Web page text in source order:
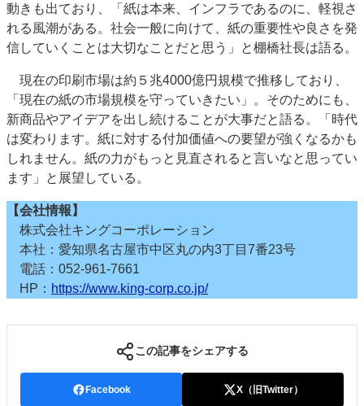
動きも出ており、「紙は本来、インフラであるのに、軽視さ
れる風潮がある。社会一般に向けて、紙の重要性や良さを発
信していくことは大切なことだと思う」と棚橋社長は語る。
現在の印刷市場は約５兆4000億円規模で推移しており、
「現在の紙の市場規模を守っていきたい」。そのためにも、
新商品やアイデアを出し続けることが大事だと語る。「時代
は変わります。紙に対する付加価値への要望が強くなるかも
しれません。紙の力がもっと見直されると言いなと思ってい
ます」と展望している。
【会社情報】
株式会社キングコーポレーション
本社：愛知県名古屋市中区丸の内3丁目7番23号
電話：052-961-7661
HP： https://www.king-corp.co.jp/
この記事をシェアする
Facebook X（旧Twitter）